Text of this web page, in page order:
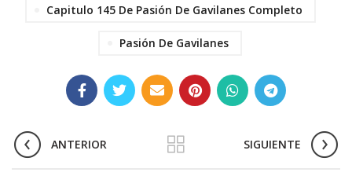
Capitulo 145 De Pasión De Gavilanes Completo
Pasión De Gavilanes
ANTERIOR SIGUIENTE